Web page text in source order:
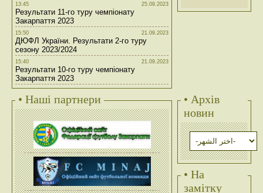
13:45 25.09.2023
Результати 11-го туру чемпіонату
Закарпаття 2023
15:50 21.09.2023
ДЮФЛ України. Результати 2-го туру
сезону 2023/2024
15:40 21.09.2023
Результати 10-го туру чемпіонату
Закарпаття 2023
• Наші партнери
• Архів
новин
• На
замітку